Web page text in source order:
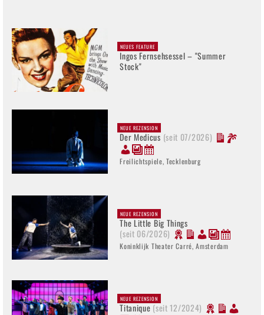
NEUES FEATURE
Ingos Fernsehsessel – "Summer
Stock"
NEUE REZENSION
Der Medicus (seit 07/2026)
Freilichtspiele, Tecklenburg
NEUE REZENSION
The Little Big Things
(seit 06/2026)
Koninklijk Theater Carré, Amsterdam
NEUE REZENSION
Titanique (seit 12/2024)